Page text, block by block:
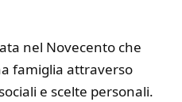
nel Novecento che
famiglia attraverso
e scelte personali.